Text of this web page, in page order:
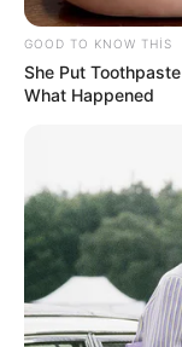
10:15 / 06 Avqust
MİDA 130
buraxır
53
GOOD TO KNOW THIS
She Put
What Happened